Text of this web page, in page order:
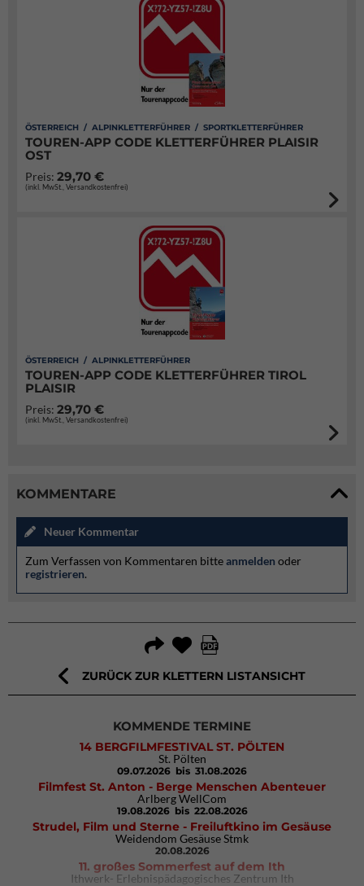
ÖSTERREICH / ALPINKLETTERFÜHRER / SPORTKLETTERFÜHRER
TOUREN-APP CODE KLETTERFÜHRER PLAISIR
OST
Preis: 29,70 €
(inkl. MwSt., Versandkostenfrei)
ÖSTERREICH / ALPINKLETTERFÜHRER
TOUREN-APP CODE KLETTERFÜHRER TIROL
PLAISIR
Preis: 29,70 €
(inkl. MwSt., Versandkostenfrei)
KOMMENTARE
Neuer Kommentar
Zum Verfassen von Kommentaren bitteanmelden oder
registrieren.
ZURÜCK ZUR KLETTERN LISTANSICHT
KOMMENDE TERMINE
14 BERGFILMFESTIVAL ST. PÖLTEN
St. Pölten
09.07.2026 bis 31.08.2026
Filmfest St. Anton - Berge Menschen Abenteuer
Arlberg WellCom
19.08.2026 bis 22.08.2026
Strudel, Film und Sterne - Freiluftkino im Gesäuse
Weidendom Gesäuse Stmk
20.08.2026
11. großes Sommerfest auf dem Ith
Ithwerk- Erlebnispädagogisches Zentrum Ith